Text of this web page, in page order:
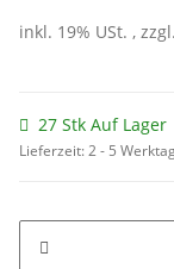
inkl. 19% USt. , zzgl.
27 Stk Auf Lager
Lieferzeit:2 - 5